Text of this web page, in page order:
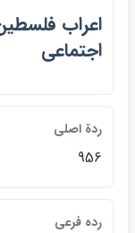
اعراب
اجتماعي
ردة اصلي
956
رده فرعي